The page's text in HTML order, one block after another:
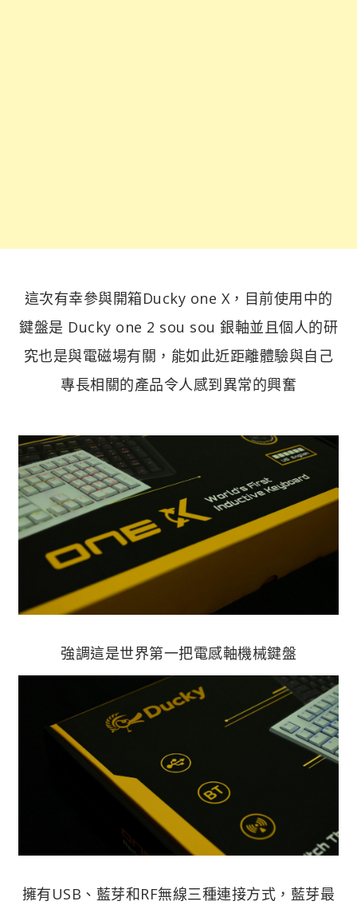
這次有幸參與開箱Ducky one X，目前使用中的
鍵盤是 Ducky one 2 sou sou 銀軸並且個人的研
究也是與電磁場有關，能如此近距離體驗與自己
專長相關的產品令人感到異常的興奮
強調這是世界第一把電感軸機械鍵盤
擁有USB、藍芽和RF無線三種連接方式，藍芽最